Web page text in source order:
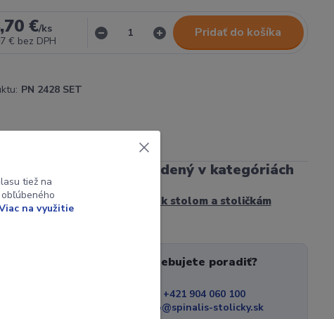
€/ks
€ bez DPH
Pridať do košíka
PN 2428 SET
+ 17,00
Tovar zaradený v kategóriách
DOPLNKY k stolom a stoličkám
Potrebujete poradiť?
+421 904 060 100
info@spinalis-stolicky.sk
tiež na
na využitie